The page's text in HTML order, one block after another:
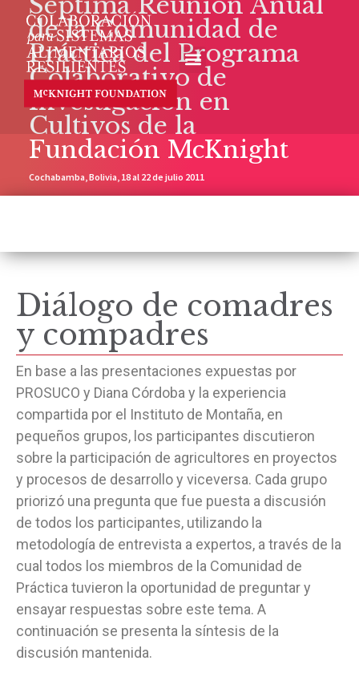
de la Comunidad de
Práctica del Programa
Colaborativo de
Investigación en
Cultivos de la
Fundación McKnight
Cochabamba, Bolivia, 18 al 22 de julio 2011
Diálogo de comadres
y compadres
En base a las presentaciones expuestas por
PROSUCO y Diana Córdoba y la experiencia
compartida por el Instituto de Montaña, en
pequeños grupos, los participantes discutieron
sobre la participación de agricultores en proyectos
y procesos de desarrollo y viceversa. Cada grupo
priorizó una pregunta que fue puesta a discusión
de todos los participantes, utilizando la
metodología de entrevista a expertos, a través de la
cual todos los miembros de la Comunidad de
Práctica tuvieron la oportunidad de preguntar y
ensayar respuestas sobre este tema. A
continuación se presenta la síntesis de la
discusión mantenida.